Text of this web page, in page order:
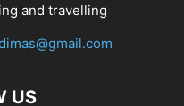
and travelling
US